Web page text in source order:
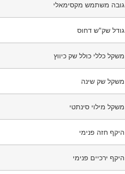
גובה משתמש מקסימאלי
גודל שק"ש דחוס
משקל כללי כולל שק כיווץ
משקל שק שינה
משקל מילוי סינתטי
היקף חזה פנימי
היקף ירכיים פנימי